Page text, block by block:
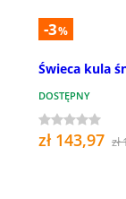
-3%
Świeca kula
DOSTĘPNY
zł 143,97 zł